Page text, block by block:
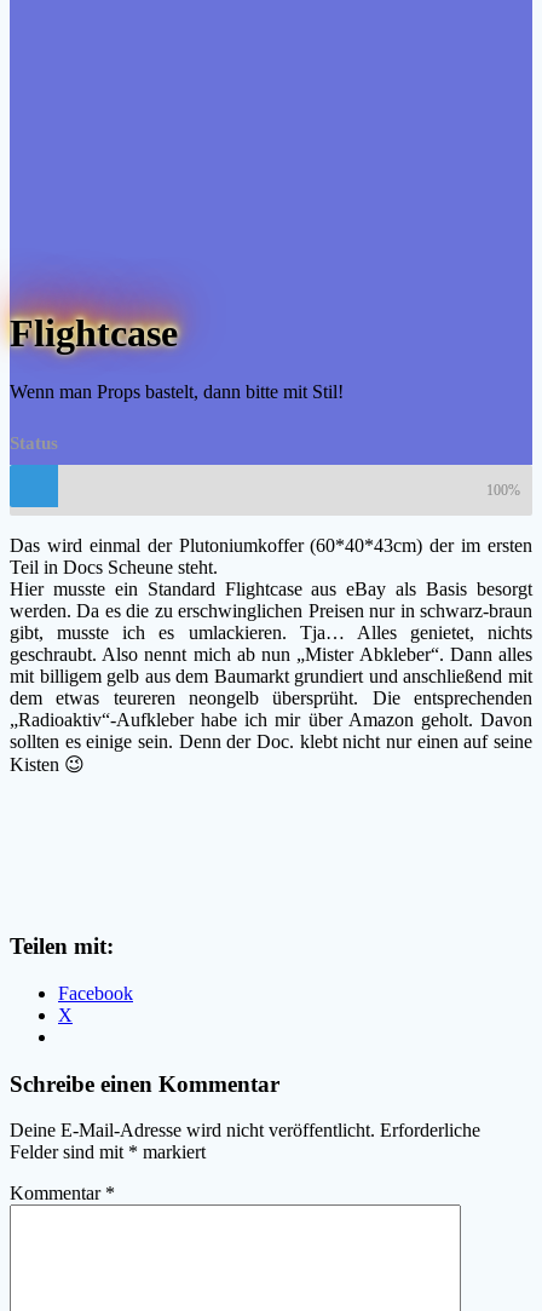
Flightcase
Wenn man Props bastelt, dann bitte mit Stil!
Status
100%
Das wird einmal der Plutoniumkoffer (60*40*43cm) der im ersten
Teil in Docs Scheune steht.
Hier musste ein Standard Flightcase aus eBay als Basis besorgt
werden. Da es die zu erschwinglichen Preisen nur in schwarz-braun
gibt, musste ich es umlackieren. Tja… Alles genietet, nichts
geschraubt. Also nennt mich ab nun „Mister Abkleber“. Dann alles
mit billigem gelb aus dem Baumarkt grundiert und anschließend mit
dem etwas teureren neongelb übersprüht. Die entsprechenden
„Radioaktiv“-Aufkleber habe ich mir über Amazon geholt. Davon
sollten es einige sein. Denn der Doc. klebt nicht nur einen auf seine
Kisten 😉
Teilen mit:
Facebook
X
Schreibe einen Kommentar
Deine E-Mail-Adresse wird nicht veröffentlicht. Erforderliche
Felder sind mit * markiert
Kommentar *